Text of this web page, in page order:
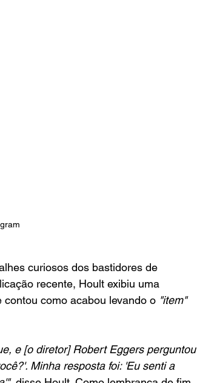
curiosos dos bastidores de
recente, Hoult exibiu uma
contou como acabou levando o "item"
e [o diretor] Robert Eggers perguntou
Minha resposta foi: 'Eu senti a